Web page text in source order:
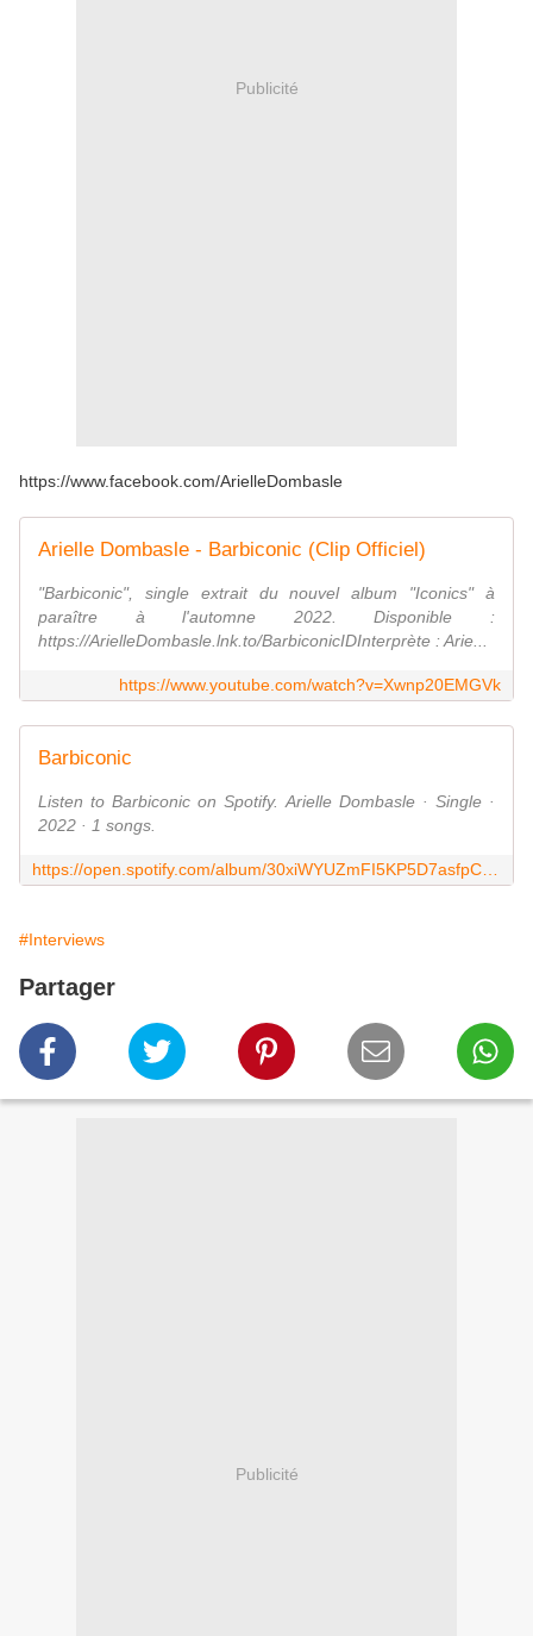
Publicité
https://www.facebook.com/ArielleDombasle
Arielle Dombasle - Barbiconic (Clip Officiel)
"Barbiconic", single extrait du nouvel album "Iconics" à
paraître à l'automne 2022. Disponible :
https://ArielleDombasle.lnk.to/BarbiconicIDInterprète : Arie...
https://www.youtube.com/watch?v=Xwnp20EMGVk
Barbiconic
Listen to Barbiconic on Spotify. Arielle Dombasle · Single ·
2022 · 1 songs.
#Interviews
Partager
Publicité